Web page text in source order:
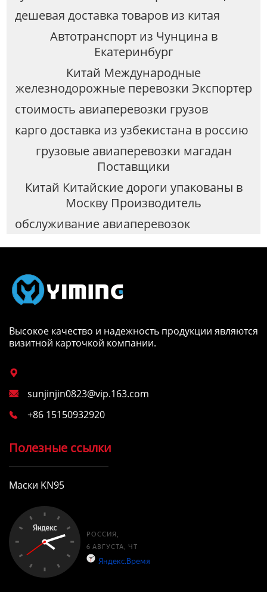
дешевая доставка товаров из китая
Автотранспорт из Чунцина в
Екатеринбург
Китай Международные
железнодорожные перевозки Экспортер
стоимость авиаперевозки грузов
карго доставка из узбекистана в россию
грузовые авиаперевозки магадан
Поставщики
Китай Китайские дороги упакованы в
Москву Производитель
обслуживание авиаперевозок
Высокое качество и надежность продукции являются
визитной карточкой компании.

 sunjinjin0823@vip.163.com
 +86 15150932920
Полезные ссылки
Маски KN95